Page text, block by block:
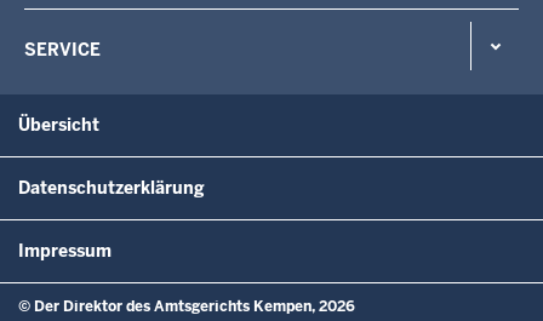
SERVICE
Übersicht
Datenschutzerklärung
Impressum
© Der Direktor des Amtsgerichts Kempen, 2026